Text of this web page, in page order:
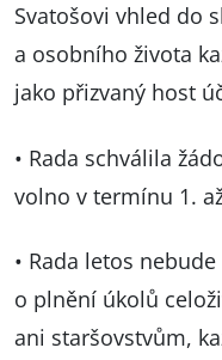
Svatošovi vhled do
a osobního života
jako přizvaný host
• Rada schválila
volno v termínu 1.
• Rada letos
o plnění úkolů
ani staršovstvům,